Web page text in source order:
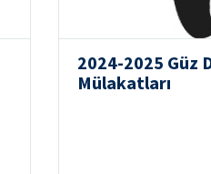
2024-2025 Güz
Mülakatları